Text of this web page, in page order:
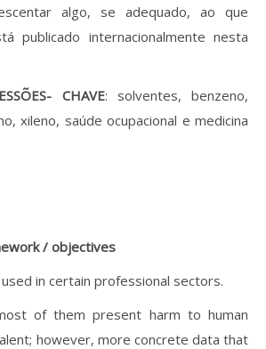
algo, se adequado, ao que
publicado internacionalmente nesta
CHAVE: solventes, benzeno,
xileno, saúde ocupacional e medicina
/ objectives
in certain professional sectors.
of them present harm to human
however, more concrete data that